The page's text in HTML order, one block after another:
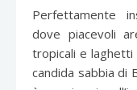
Perfettamente
dove piacevoli
tropicali e
candida sabbia di